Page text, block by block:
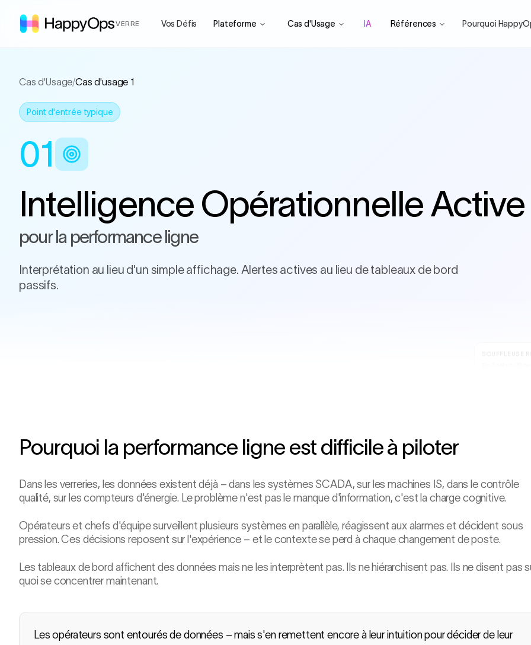
VERRE Vos Défis Plateforme Cas d'Usage IA Références Pourquoi
Cas d'Usage/Cas d'usage 1
Point d'entrée typique
01
Intelligence Opérationnelle Active
pour la performance ligne
Interprétation au lieu d'un simple affichage. Alertes actives au lieu de tableaux de bord
passifs.
SOUFFLEUSE
Pourquoi la performance ligne est difficile à piloter
Dans les verreries, les données existent déjà – dans les systèmes SCADA, sur les machines IS, dans le contrôle
qualité, sur les compteurs d'énergie. Le problème n'est pas le manque d'information, c'est la charge cognitive.
Opérateurs et chefs d'équipe surveillent plusieurs systèmes en parallèle, réagissent aux alarmes et décident sous
pression. Ces décisions reposent sur l'expérience – et le contexte se perd à chaque changement de poste.
Les tableaux de bord affichent des données mais ne les interprètent pas. Ils ne hiérarchisent pas. Ils ne disent pas
quoi se concentrer maintenant.
Les opérateurs sont entourés de données – mais s'en remettent encore à leur intuition pour décider de leur